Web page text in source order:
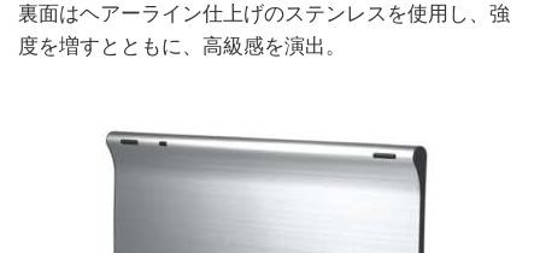
裏面はヘアーライン仕上げのステンレスを使用し、強
度を増すとともに、高級感を演出。